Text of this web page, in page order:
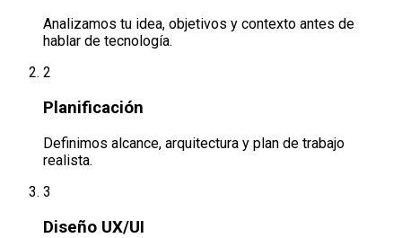
Analizamos tu idea, objetivos y contexto antes de
hablar de tecnología.
2
Planificación
Definimos alcance, arquitectura y plan de trabajo
realista.
3
Diseño UX/UI